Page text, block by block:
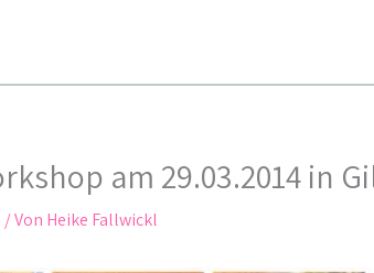
am 29.03.2014 in
/ Von Heike Fallwickl